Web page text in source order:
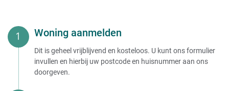
Woning aanmelden
Dit is geheel vrijblijvend en kosteloos. U kunt ons formulier
invullen en hierbij uw postcode en huisnummer aan ons
doorgeven.